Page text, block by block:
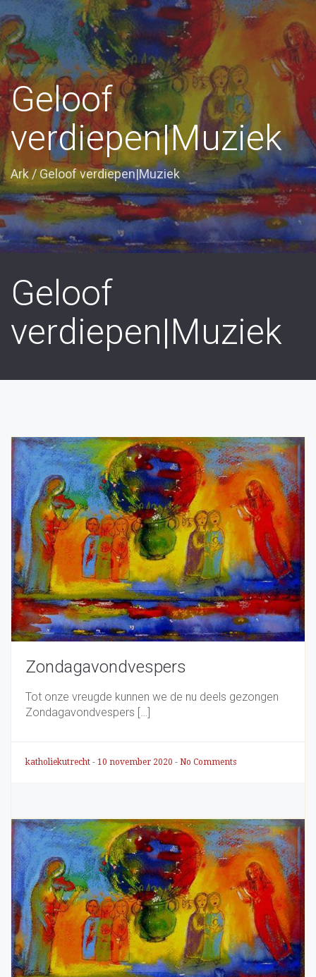
Geloof
verdiepen|Muziek
Ark/ Geloof verdiepen|Muziek
Geloof
verdiepen|Muziek
Zondagavondvespers
Tot onze vreugde kunnen we de nu deels gezongen
Zondagavondvespers […]
katholiekutrecht - 10 november 2020 - No Comments